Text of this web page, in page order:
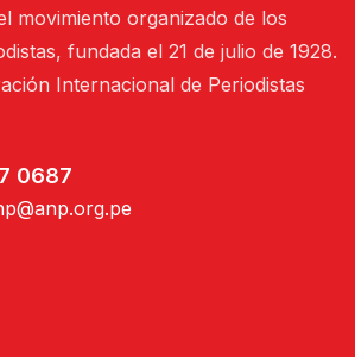
movimiento organizado de los
fundada el 21 de julio de 1928.
Internacional de Periodistas
0687